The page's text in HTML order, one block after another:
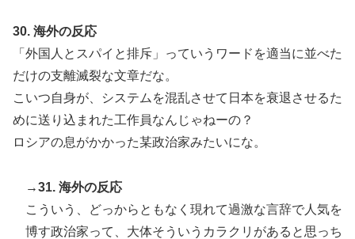
30. 海外の反応
「外国人とスパイと排斥」っていうワードを適当に並べた
だけの支離滅裂な文章だな。
こいつ自身が、システムを混乱させて日本を衰退させるた
めに送り込まれた工作員なんじゃねーの？
ロシアの息がかかった某政治家みたいにな。
→31. 海外の反応
こういう、どっからともなく現れて過激な言辞で人気を
博す政治家って、大体そういうカラクリがあると思っち